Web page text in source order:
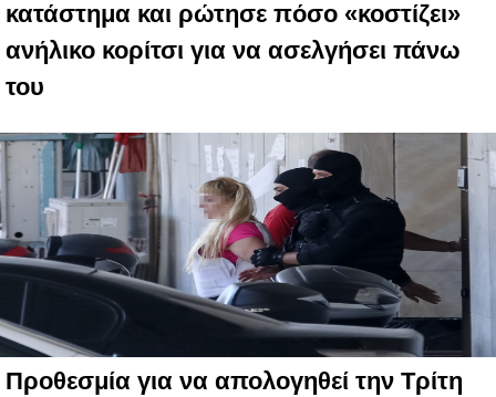
κατάστημα και ρώτησε πόσο «κοστίζει»
ανήλικο κορίτσι για να ασελγήσει πάνω
του
Προθεσμία για να απολογηθεί την Τρίτη